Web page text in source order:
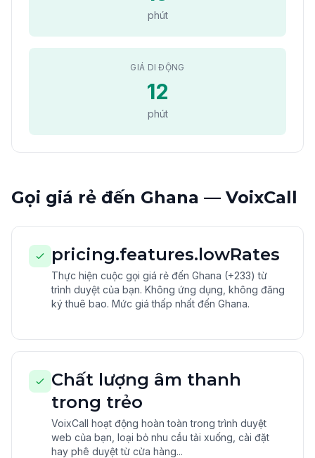
phút
GIÁ DI ĐỘNG
12
phút
Gọi giá rẻ đến Ghana — VoixCall
pricing.features.lowRates
Thực hiện cuộc gọi giá rẻ đến Ghana (+233) từ
trình duyệt của bạn. Không ứng dụng, không đăng
ký thuê bao. Mức giá thấp nhất đến Ghana.
Chất lượng âm thanh
trong trẻo
VoixCall hoạt động hoàn toàn trong trình duyệt
web của bạn, loại bỏ nhu cầu tải xuống, cài đặt
hay phê duyệt từ cửa hàng...